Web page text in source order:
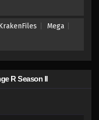
Mega
R Season II